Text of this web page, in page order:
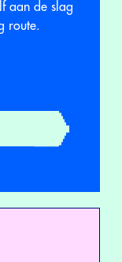
aan de slag
route.